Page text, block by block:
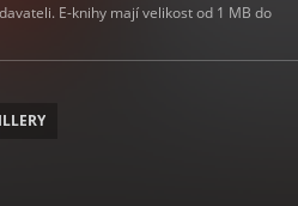
E-knihy mají velikost od 1 MB do